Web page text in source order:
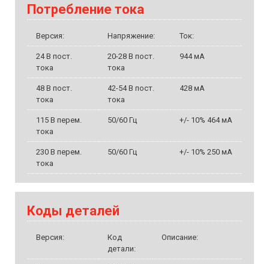
Потребление тока
Версия: Напряжение: Ток:
24 В пост.
тока
20-28 В пост.
тока
944 мА
48 В пост.
тока
42-54 В пост.
тока
428 мА
115 В перем.
тока
50/60 Гц +/- 10% 464 мА
230 В перем.
тока
50/60 Гц +/- 10% 250 мА
Коды деталей
Версия:
Код
детали:
Описание: